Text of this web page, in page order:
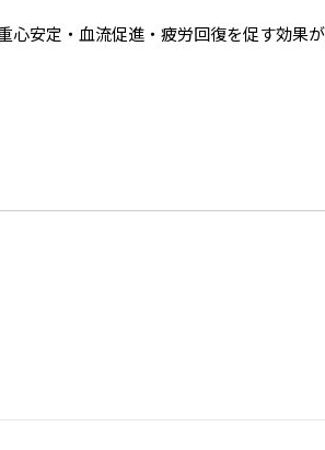
に異常があるときや、お肌に合わな
安定・重心安定・血流促進・疲労回
齢者の転倒の転倒防止】
安定・血流促進・疲労回復を促す効果が